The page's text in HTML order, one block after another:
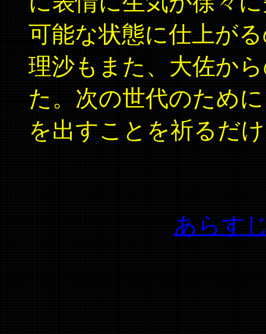
可能な状態に仕上が
理沙もまた、大佐か
た。次の世代のため
を出すことを祈るだ
あらす